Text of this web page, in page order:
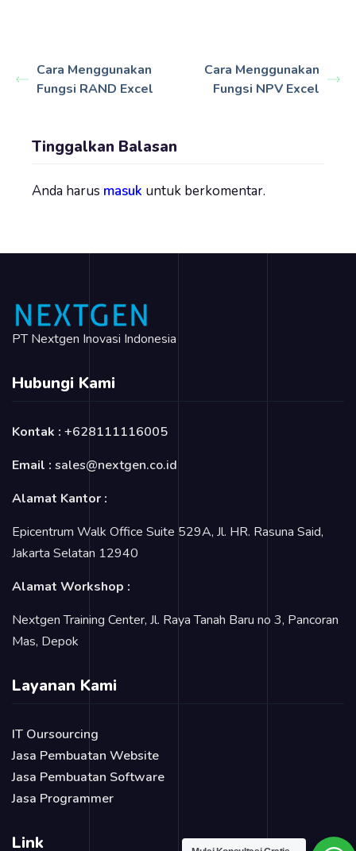
Cara Menggunakan
Fungsi RAND Excel
Cara Menggunakan
Fungsi NPV Excel
Tinggalkan Balasan
Anda harus masuk untuk berkomentar.
PT Nextgen Inovasi Indonesia
Hubungi Kami
Kontak : +628111116005
Email : sales@nextgen.co.id
Alamat Kantor :
Epicentrum Walk Office Suite 529A, Jl. HR. Rasuna Said,
Jakarta Selatan 12940
Alamat Workshop :
Nextgen Training Center, Jl. Raya Tanah Baru no 3, Pancoran
Mas, Depok
Layanan Kami
IT Oursourcing
Jasa Pembuatan Website
Jasa Pembuatan Software
Jasa Programmer
Link